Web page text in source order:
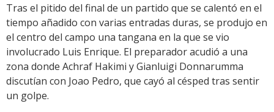
Tras el pitido del final de un partido que se calentó en el
tiempo añadido con varias entradas duras, se produjo en
el centro del campo una tangana en la que se vio
involucrado Luis Enrique. El preparador acudió a una
zona donde Achraf Hakimi y Gianluigi Donnarumma
discutían con Joao Pedro, que cayó al césped tras sentir
un golpe.